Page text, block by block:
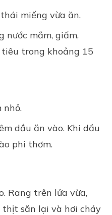
miếng vừa ăn.
nước mắm, giấm,
trong khoảng 15
nhỏ.
dầu ăn vào. Khi dầu
phi thơm.
Rang trên lửa vừa,
săn lại và hơi cháy